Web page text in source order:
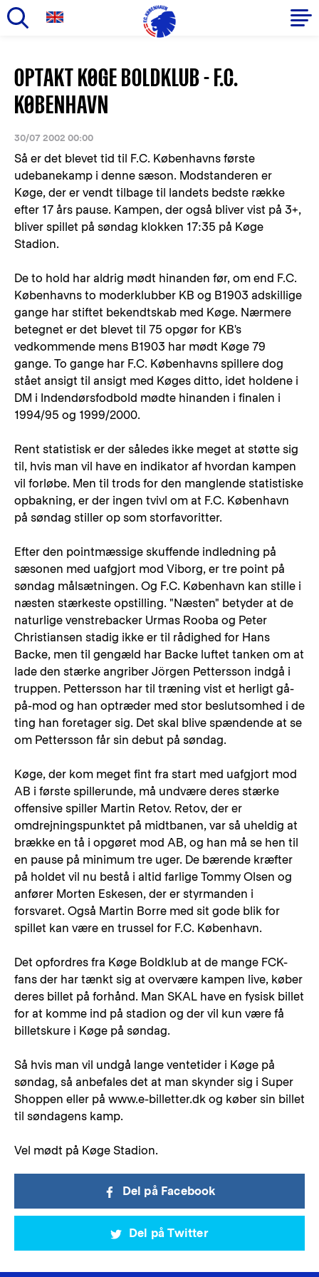
hovedindhold
Primær
navigation
OPTAKT KØGE BOLDKLUB - F.C.
KØBENHAVN
30/07 2002 00:00
Så er det blevet tid til F.C. Københavns første
udebanekamp i denne sæson. Modstanderen er
Køge, der er vendt tilbage til landets bedste række
efter 17 års pause. Kampen, der også bliver vist på 3+,
bliver spillet på søndag klokken 17:35 på Køge
Stadion.
De to hold har aldrig mødt hinanden før, om end F.C.
Københavns to moderklubber KB og B1903 adskillige
gange har stiftet bekendtskab med Køge. Nærmere
betegnet er det blevet til 75 opgør for KB's
vedkommende mens B1903 har mødt Køge 79
gange. To gange har F.C. Københavns spillere dog
stået ansigt til ansigt med Køges ditto, idet holdene i
DM i Indendørsfodbold mødte hinanden i finalen i
1994/95 og 1999/2000.
Rent statistisk er der således ikke meget at støtte sig
til, hvis man vil have en indikator af hvordan kampen
vil forløbe. Men til trods for den manglende statistiske
opbakning, er der ingen tvivl om at F.C. København
på søndag stiller op som storfavoritter.
Efter den pointmæssige skuffende indledning på
sæsonen med uafgjort mod Viborg, er tre point på
søndag målsætningen. Og F.C. København kan stille i
næsten stærkeste opstilling. "Næsten" betyder at de
naturlige venstrebacker Urmas Rooba og Peter
Christiansen stadig ikke er til rådighed for Hans
Backe, men til gengæld har Backe luftet tanken om at
lade den stærke angriber Jörgen Pettersson indgå i
truppen. Pettersson har til træning vist et herligt gå-
på-mod og han optræder med stor beslutsomhed i de
ting han foretager sig. Det skal blive spændende at se
om Pettersson får sin debut på søndag.
Køge, der kom meget fint fra start med uafgjort mod
AB i første spillerunde, må undvære deres stærke
offensive spiller Martin Retov. Retov, der er
omdrejningspunktet på midtbanen, var så uheldig at
brække en tå i opgøret mod AB, og han må se hen til
en pause på minimum tre uger. De bærende kræfter
på holdet vil nu bestå i altid farlige Tommy Olsen og
anfører Morten Eskesen, der er styrmanden i
forsvaret. Også Martin Borre med sit gode blik for
spillet kan være en trussel for F.C. København.
Det opfordres fra Køge Boldklub at de mange FCK-
fans der har tænkt sig at overvære kampen live, køber
deres billet på forhånd. Man SKAL have en fysisk billet
for at komme ind på stadion og der vil kun være få
billetskure i Køge på søndag.
Så hvis man vil undgå lange ventetider i Køge på
søndag, så anbefales det at man skynder sig i Super
Shoppen eller på www.e-billetter.dk og køber sin billet
til søndagens kamp.
Vel mødt på Køge Stadion.
Del på Facebook
Del på Twitter